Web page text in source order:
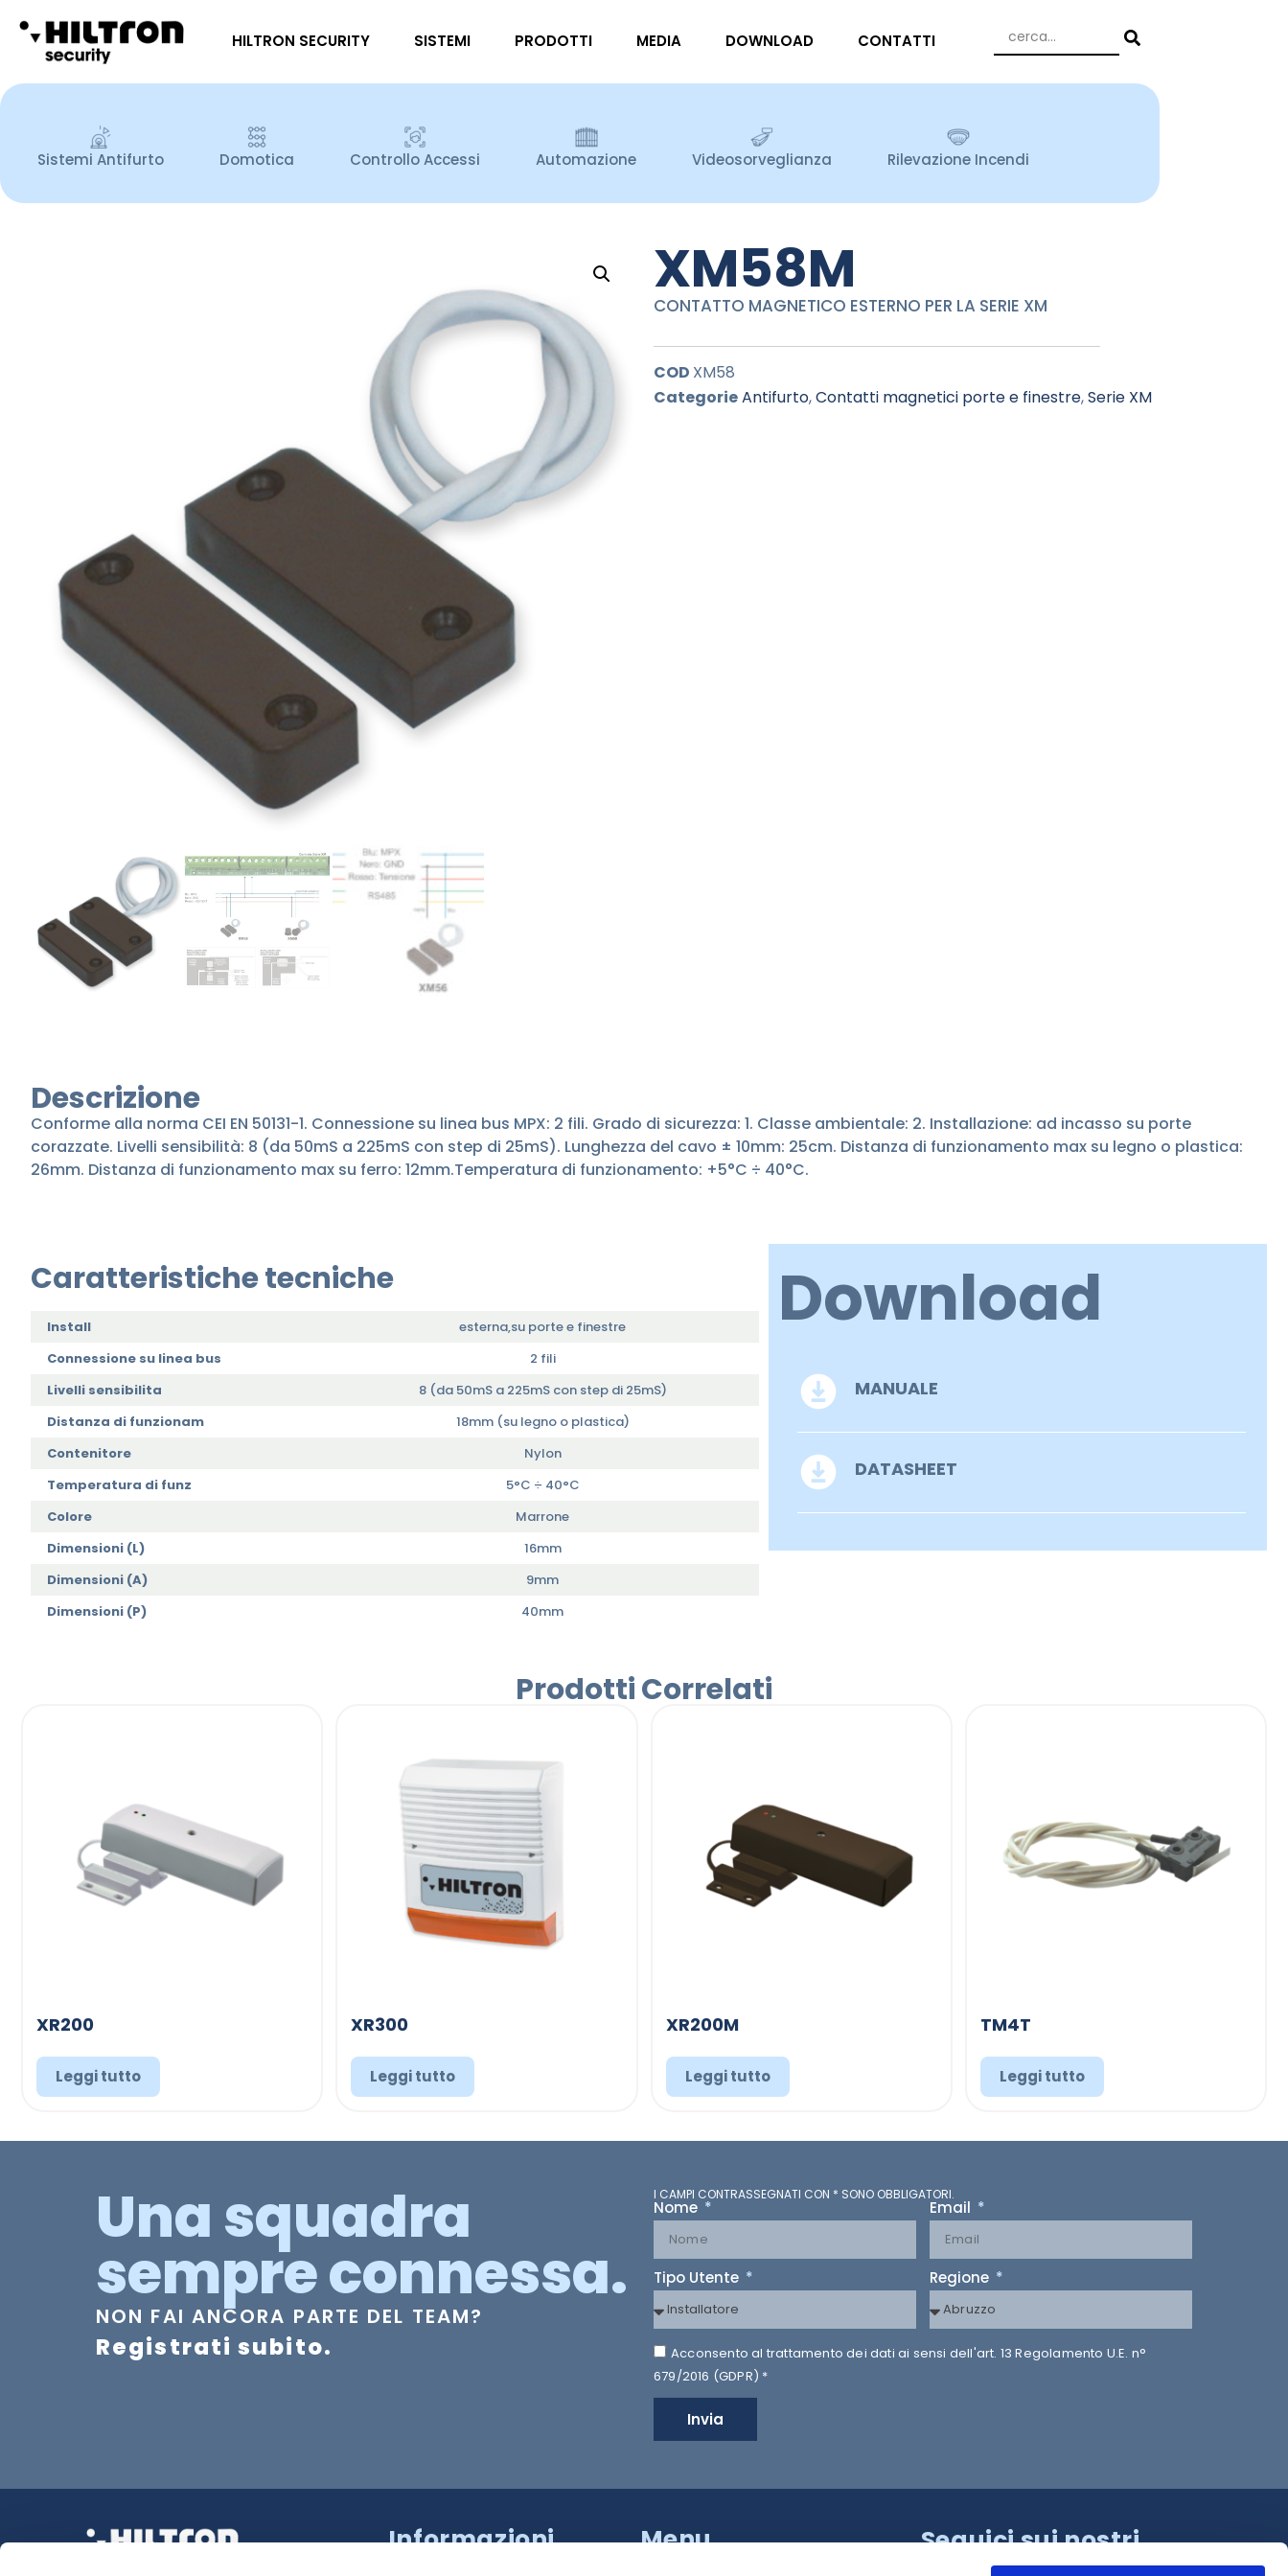
HILTRON SECURITY SISTEMI PRODOTTI MEDIA DOWNLOAD CONTATTI
Sistemi Antifurto Domotica Controllo Accessi Automazione Videosorveglianza Rilevazione Incendi
XM58M
CONTATTO MAGNETICO ESTERNO PER LA SERIE XM
COD XM58
CategorieAntifurto,Contatti magnetici porte e finestre,Serie XM
Descrizione
Conforme alla norma CEI EN 50131-1. Connessione su linea bus MPX: 2 fili. Grado di sicurezza: 1. Classe ambientale: 2. Installazione: ad incasso su porte
corazzate. Livelli sensibilità: 8 (da 50mS a 225mS con step di 25mS). Lunghezza del cavo ± 10mm: 25cm. Distanza di funzionamento max su legno o plastica:
26mm. Distanza di funzionamento max su ferro: 12mm.Temperatura di funzionamento: +5°C ÷ 40°C.
Caratteristiche tecniche
Install
esterna,su porte e finestre
Connessione su linea bus
2 fili
Livelli sensibilita
8 (da 50mS a 225mS con step di 25mS)
Distanza di funzionam
18mm (su legno o plastica)
Contenitore
Nylon
Temperatura di funz
5°C ÷ 40°C
Colore
Marrone
Dimensioni (L)
16mm
Dimensioni (A)
9mm
Dimensioni (P)
40mm
Download
MANUALE
DATASHEET
Prodotti Correlati
XR200
Leggi tutto
XR300
Leggi tutto
XR200M
Leggi tutto
TM4T
Leggi tutto
Una squadra
sempre connessa.
NON FAI ANCORA PARTE DEL TEAM?
Registrati subito.
I CAMPI CONTRASSEGNATI CON * SONO OBBLIGATORI.
Nome Email
Tipo Utente Regione
Acconsento al trattamento dei dati ai sensi dell'art. 13 Regolamento U.E. n°
679/2016 (GDPR) *
Invia
Informazioni Menu
Seguici sui nostri
canali!